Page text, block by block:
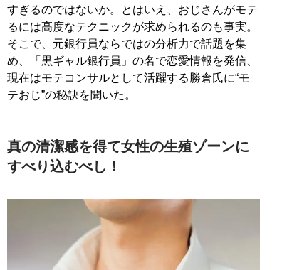
すぎるのではないか。とはいえ、おじさんがモテ
るには高度なテクニックが求められるのも事実。
そこで、元銀行員ならではの分析力で話題を集
め、「黒ギャル銀行員」の名で恋愛情報を発信、
現在はモテコンサルとして活躍する勝倉氏に“モ
テおじ”の秘訣を聞いた。
真の清潔感を得て女性の生殖ゾーンに
すべり込むべし！